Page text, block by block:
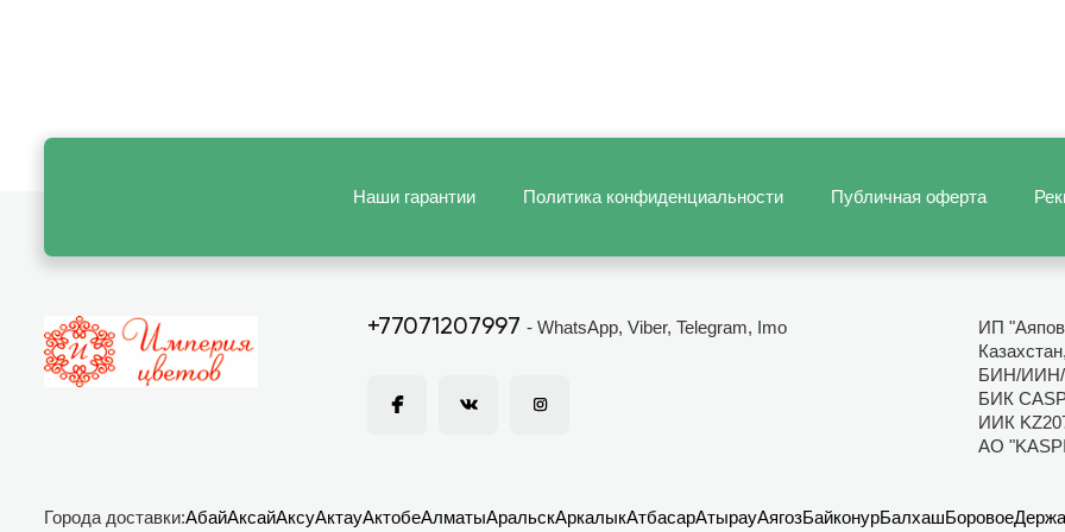
Наши гарантии Политика конфиденциальности Публичная оферта
+77071207997 - WhatsApp, Viber, Telegram, Imo
ИП
Казахстан,
БИН/ИИН/
БИК
ИИК
АО
Города доставки:АбайАксайАксуАктауАктобеАлматыАральскАркалыкАтбасарАтырауАягозБайконурБалхашБоровое